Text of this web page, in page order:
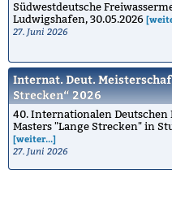
Südwestdeutsche
Ludwigshafen, 30.05.2026
27. Juni 2026
Internat. Deut.
Strecken“ 2026
40. Internationalen Deutschen
Masters "Lange Strecken" in
[weiter...]
27. Juni 2026